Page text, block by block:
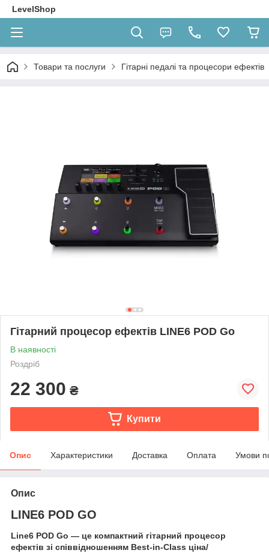
LevelShop
Товари та послуги Гітарні педалі та процесори ефектів
Гітарний процесор ефектів LINE6 POD Go
В наявності
Роздріб
22 300 ₴
Купити
Опис Характеристики Доставка Оплата Умови
Опис
LINE6 POD GO
Line6 POD Go — це компактний гітарний процесор
ефектів зі співвідношенням Best-in-Class ціна/